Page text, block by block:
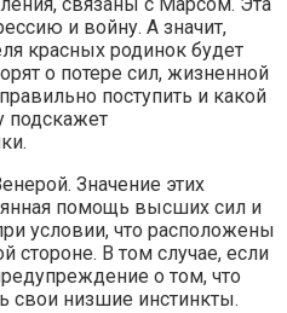
связаны с Марсом. Эта
и войну. А значит,
красных родинок будет
о потере сил, жизненной
поступить и какой
подскажет
Значение этих
помощь высших сил и
условии, что расположены
стороне. В том случае, если
о том, что
свои низшие инстинкты.